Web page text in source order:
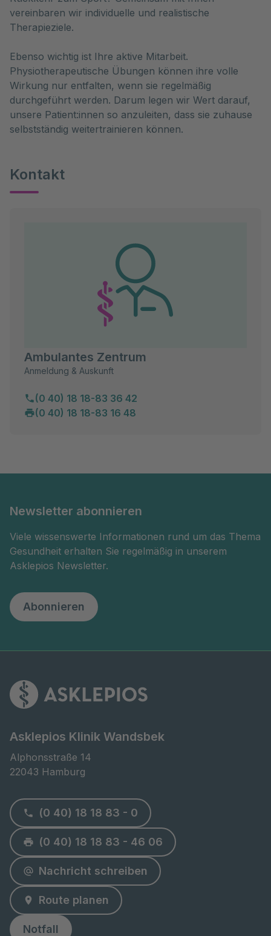
vereinbaren wir individuelle und realistische
Therapieziele.
Ebenso wichtig ist Ihre aktive Mitarbeit.
Physiotherapeutische Übungen können ihre volle
Wirkung nur entfalten, wenn sie regelmäßig
durchgeführt werden. Darum legen wir Wert darauf,
unsere Patient:innen so anzuleiten, dass sie zuhause
selbstständig weitertrainieren können.
Kontakt
Ambulantes Zentrum
Anmeldung & Auskunft
(0 40) 18 18-83 36 42
(0 40) 18 18-83 16 48
Newsletter abonnieren
Viele wissenswerte Informationen rund um das Thema
Gesundheit erhalten Sie regelmäßig in unserem
Asklepios Newsletter.
Abonnieren
Asklepios Klinik Wandsbek
Alphonsstraße 14
22043 Hamburg
(0 40) 18 18 83 - 0
(0 40) 18 18 83 - 46 06
Nachricht schreiben
Route planen
Notfall